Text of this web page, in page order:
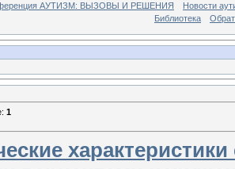
АУТИЗМ: ВЫЗОВЫ И РЕШЕНИЯ
Новости
Библиотека
: 1